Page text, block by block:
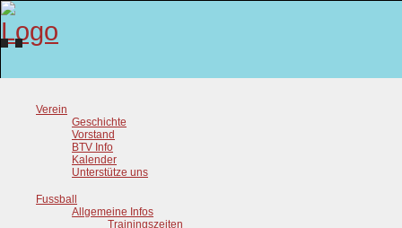
Verein
Geschichte
Vorstand
BTV Info
Kalender
Unterstütze uns
Fussball
Allgemeine Infos
Trainingszeiten